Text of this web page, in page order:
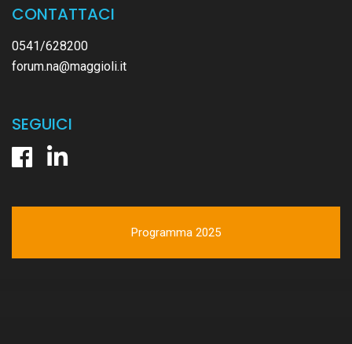
CONTATTACI
0541/628200
forum.na@maggioli.it
SEGUICI
Programma 2025